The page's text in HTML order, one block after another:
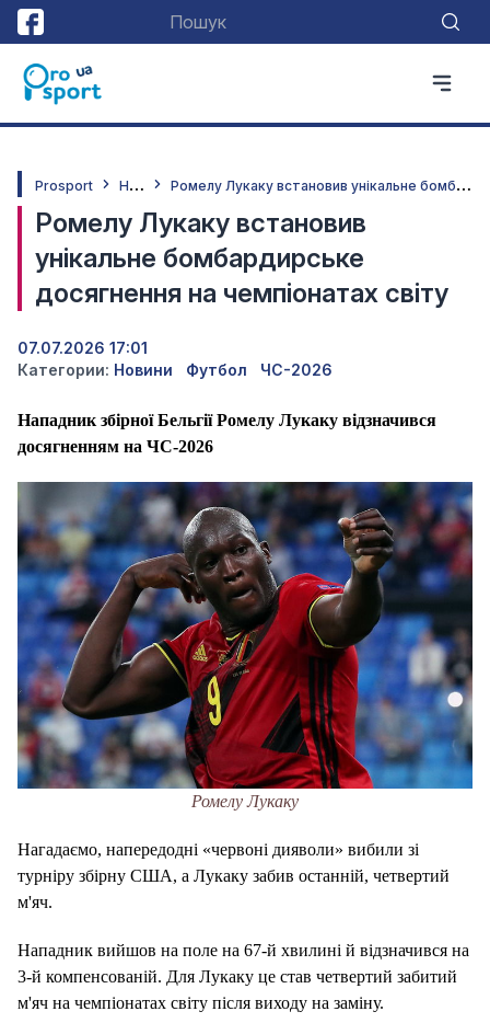
Prosport Н
овини Р
омелу Лукаку встановив унікальне бомбардирське досягнення на чемпіонатах світу
Ромелу Лукаку встановив
унікальне бомбардирське
досягнення на чемпіонатах світу
07.07.2026 17:01
Категории: Новини Футбол ЧС-2026
Нападник збірної Бельгії Ромелу Лукаку відзначився
досягненням на ЧС-2026
Ромелу Лукаку
Нагадаємо, напередодні «червоні дияволи» вибили зі
турніру збірну США, а Лукаку забив останній, четвертий
м'яч.
Нападник вийшов на поле на 67-й хвилині й відзначився на
3-й компенсованій. Для Лукаку це став четвертий забитий
м'яч на чемпіонатах світу після виходу на заміну.